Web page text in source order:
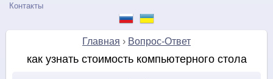
Контакты
Главная › Вопрос-Ответ
как узнать стоимость компьютерного стола